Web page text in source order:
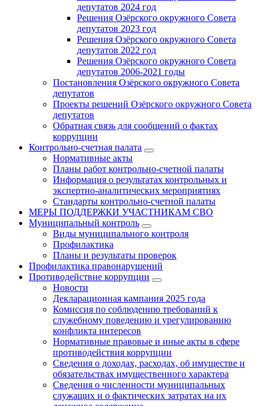
депутатов 2024 год
Решения Озёрского окружного Совета
депутатов 2023 год
Решения Озёрского окружного Совета
депутатов 2022 год
Решения Озёрского окружного Совета
депутатов 2006-2021 годы
Постановления Озёрского окружного Совета
депутатов
Проекты решений Озёрского окружного Совета
депутатов
Обратная связь для сообщений о фактах
коррупции
Контрольно-счетная палата
Нормативные акты
Планы работ контрольно-счетной палаты
Информация о результатах контрольных и
экспертно-аналитических мероприятиях
Стандарты контрольно-счетной палаты
МЕРЫ ПОДДЕРЖКИ УЧАСТНИКАМ СВО
Муниципальный контроль
Виды муниципального контроля
Профилактика
Планы и результаты проверок
Профилактика правонарушений
Противодействие коррупции
Новости
Декларационная кампания 2025 года
Комиссия по соблюдению требований к
служебному поведению и урегулированию
конфликта интересов
Нормативные правовые и иные акты в сфере
противодействия коррупции
Сведения о доходах, расходах, об имуществе и
обязательствах имущественного характера
Сведения о численности муниципальных
служащих и о фактических затратах на их